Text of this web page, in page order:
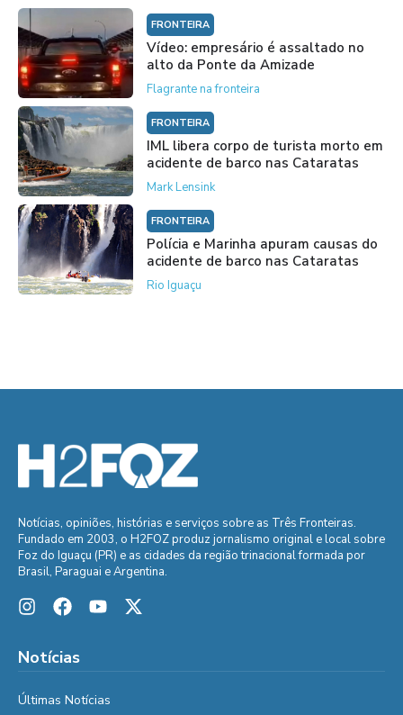
FRONTEIRA
Vídeo: empresário é assaltado no
alto da Ponte da Amizade
Flagrante na fronteira
FRONTEIRA
IML libera corpo de turista morto em
acidente de barco nas Cataratas
Mark Lensink
FRONTEIRA
Polícia e Marinha apuram causas do
acidente de barco nas Cataratas
Rio Iguaçu
Notícias, opiniões, histórias e serviços sobre as Três Fronteiras.
Fundado em 2003, o H2FOZ produz jornalismo original e local sobre
Foz do Iguaçu (PR) e as cidades da região trinacional formada por
Brasil, Paraguai e Argentina.
Notícias
Últimas Notícias